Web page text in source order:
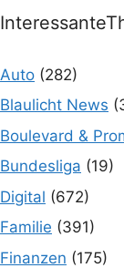
Auto (282)
Blaulicht News
Boulevard &
Bundesliga (19)
Digital (672)
Familie (391)
Finanzen (175)